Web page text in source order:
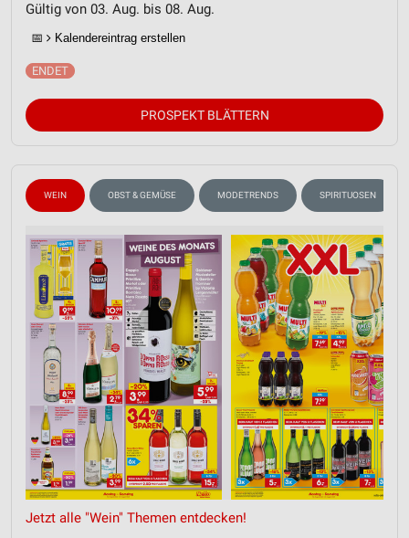
Gültig von 03. Aug. bis 08. Aug.
📅 Kalendereintrag erstellen
PROSPEKT BLÄTTERN
WEIN OBST & GEMÜSE MODETRENDS SPIRITUOSEN
Jetzt alle "Wein" Themen entdecken!